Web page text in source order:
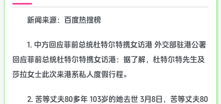
新闻来源：百度热搜榜
1. 中方回应菲前总统杜特尔特携女访港 外交部驻港公署
回应菲前总统杜特尔特携女访港：据了解，杜特尔特先生及
莎拉女士此次来港系私人度假行程。
2. 苦等丈夫80多年 103岁的她去世 3月8日，苦等丈夫80